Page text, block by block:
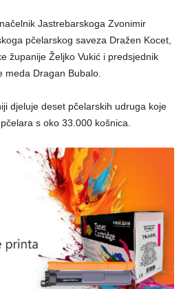
Jastrebarskoga Zvonimir
pčelarskog saveza Dražen Kocet,
županije Željko Vukić i predsjednik
meda Dragan Bubalo.
djeluje deset pčelarskih udruga koje
s oko 33.000 košnica.